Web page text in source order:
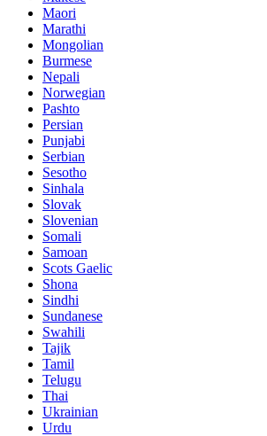
Maori
Marathi
Mongolian
Burmese
Nepali
Norwegian
Pashto
Persian
Punjabi
Serbian
Sesotho
Sinhala
Slovak
Slovenian
Somali
Samoan
Scots Gaelic
Shona
Sindhi
Sundanese
Swahili
Tajik
Tamil
Telugu
Thai
Ukrainian
Urdu